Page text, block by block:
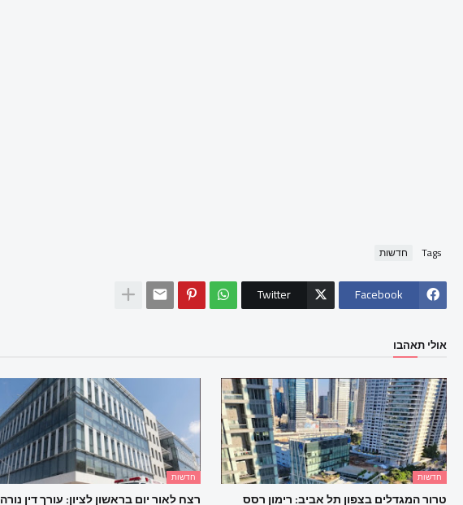
Tags חדשות
Facebook
Twitter
אולי תאהבו
חדשות
טרור המגדלים בצפון תל אביב: רימון רסס
חדשות
רצח לאור יום בראשון לציון: עורך דין נורה